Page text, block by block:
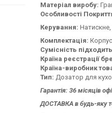
Матеріал виробу:
Особливості
Керування:
Комплектація:
Сумісність
Країна реєстрації
Країна-виробник
Тип: Дозатор для
Гарантія: 36 місяців
ДОСТАВКА в будь-яку